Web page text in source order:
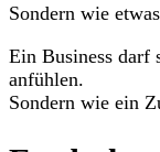
Sondern wie
Ein Business darf
anfühlen.
Sondern wie ein